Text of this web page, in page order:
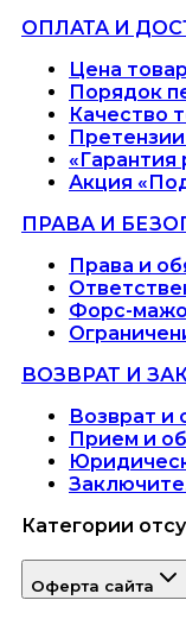
ОПЛАТА И
Цена
Порядок
Качество
«Гарантия
Акция
ПРАВА И
Права и
Форс-
ВОЗВРАТ И
Возврат и
Прием и
Категории
Оферта сайта